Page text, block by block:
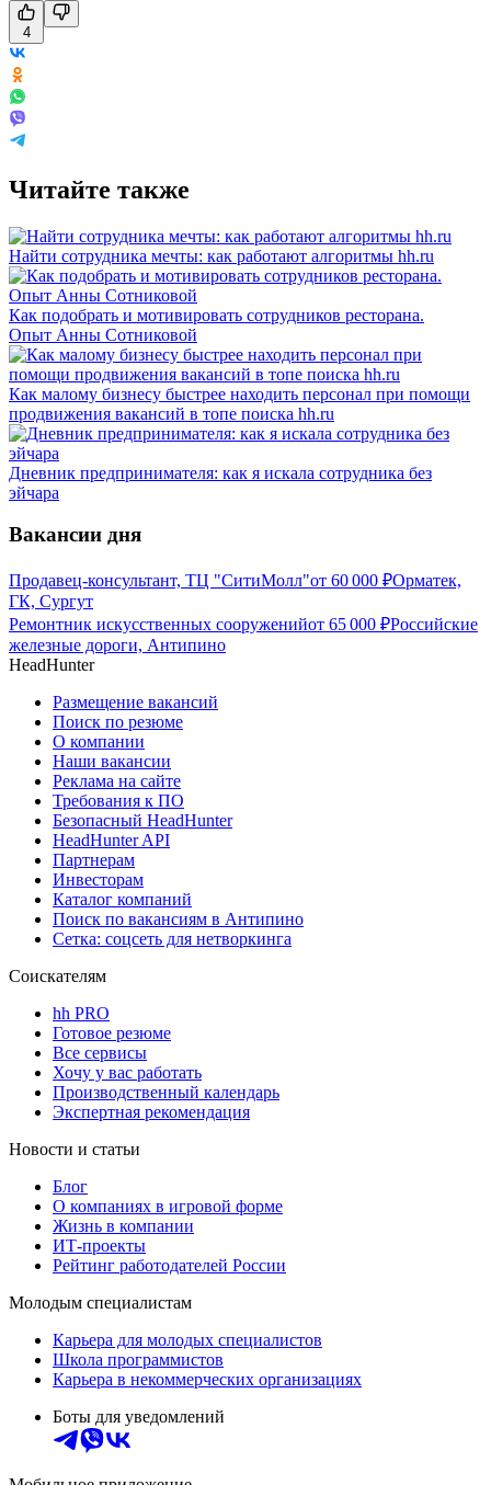
4
Читайте также
Найти сотрудника мечты: как работают алгоритмы hh.ru
Как подобрать и мотивировать сотрудников ресторана.
Опыт Анны Сотниковой
Как малому бизнесу быстрее находить персонал при помощи
продвижения вакансий в топе поиска hh.ru
Дневник предпринимателя: как я искала сотрудника без
эйчара
Вакансии дня
Продавец-консультант, ТЦ "СитиМолл"от 60 000 ₽Орматек,
ГК, Сургут
Ремонтник искусственных сооруженийот 65 000 ₽Российские
железные дороги, Антипино
HeadHunter
Размещение вакансий
Поиск по резюме
О компании
Наши вакансии
Реклама на сайте
Требования к ПО
Безопасный HeadHunter
HeadHunter API
Партнерам
Инвесторам
Каталог компаний
Поиск по вакансиям в Антипино
Сетка: соцсеть для нетворкинга
Соискателям
hh PRO
Готовое резюме
Все сервисы
Хочу у вас работать
Производственный календарь
Экспертная рекомендация
Новости и статьи
Блог
О компаниях в игровой форме
Жизнь в компании
ИТ-проекты
Рейтинг работодателей России
Молодым специалистам
Карьера для молодых специалистов
Школа программистов
Карьера в некоммерческих организациях
Боты для уведомлений